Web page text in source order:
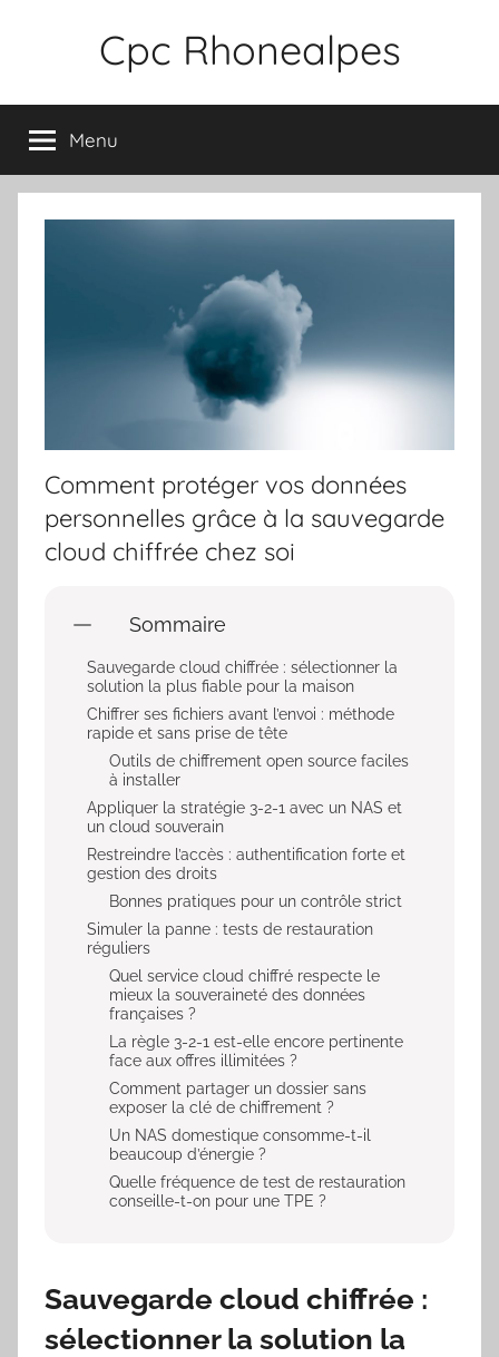
Cpc Rhonealpes
Menu
Comment protéger vos données
personnelles grâce à la sauvegarde
cloud chiffrée chez soi
Sommaire
Sauvegarde cloud chiffrée : sélectionner la
solution la plus fiable pour la maison
Chiffrer ses fichiers avant l’envoi : méthode
rapide et sans prise de tête
Outils de chiffrement open source faciles
à installer
Appliquer la stratégie 3-2-1 avec un NAS et
un cloud souverain
Restreindre l’accès : authentification forte et
gestion des droits
Bonnes pratiques pour un contrôle strict
Simuler la panne : tests de restauration
réguliers
Quel service cloud chiffré respecte le
mieux la souveraineté des données
françaises ?
La règle 3-2-1 est-elle encore pertinente
face aux offres illimitées ?
Comment partager un dossier sans
exposer la clé de chiffrement ?
Un NAS domestique consomme-t-il
beaucoup d’énergie ?
Quelle fréquence de test de restauration
conseille-t-on pour une TPE ?
Sauvegarde cloud chiffrée :
sélectionner la solution la